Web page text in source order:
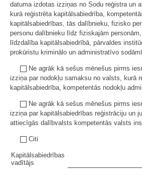
datuma izdotas izziņas no Sodu reģistra un
kurā reģistrēta kapitālsabiedrība,
kapitālsabiedrības, tās dalībnieku, fizisko
personu dalībnieku līdz fiziskajām
līdzdalība kapitālsabiedrībā, pārvaldes
prokūristu kriminālo un administratīvo
Ne agrāk kā sešus mēnešus pirms
izziņa par nodokļu samaksu no valsts, kurā
kapitālsabiedrība, kompetentās nodokļu
Ne agrāk kā sešus mēnešus pirms
izziņa par kapitālsabiedrības reģistrāciju un
attiecīgās dalībvalsts kompetentās valsts
Citi
Kapitālsabiedrības
vadītājs